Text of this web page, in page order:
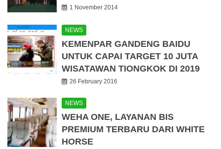
1 November 2014
NEWS
KEMENPAR GANDENG BAIDU
UNTUK CAPAI TARGET 10 JUTA
WISATAWAN TIONGKOK DI 2019
26 February 2016
NEWS
WEHA ONE, LAYANAN BIS
PREMIUM TERBARU DARI WHITE
HORSE